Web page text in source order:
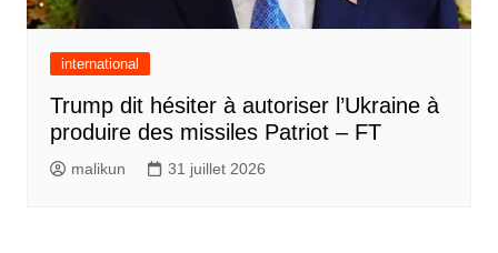
international
Trump dit hésiter à autoriser l’Ukraine à
produire des missiles Patriot – FT
malikun 31 juillet 2026